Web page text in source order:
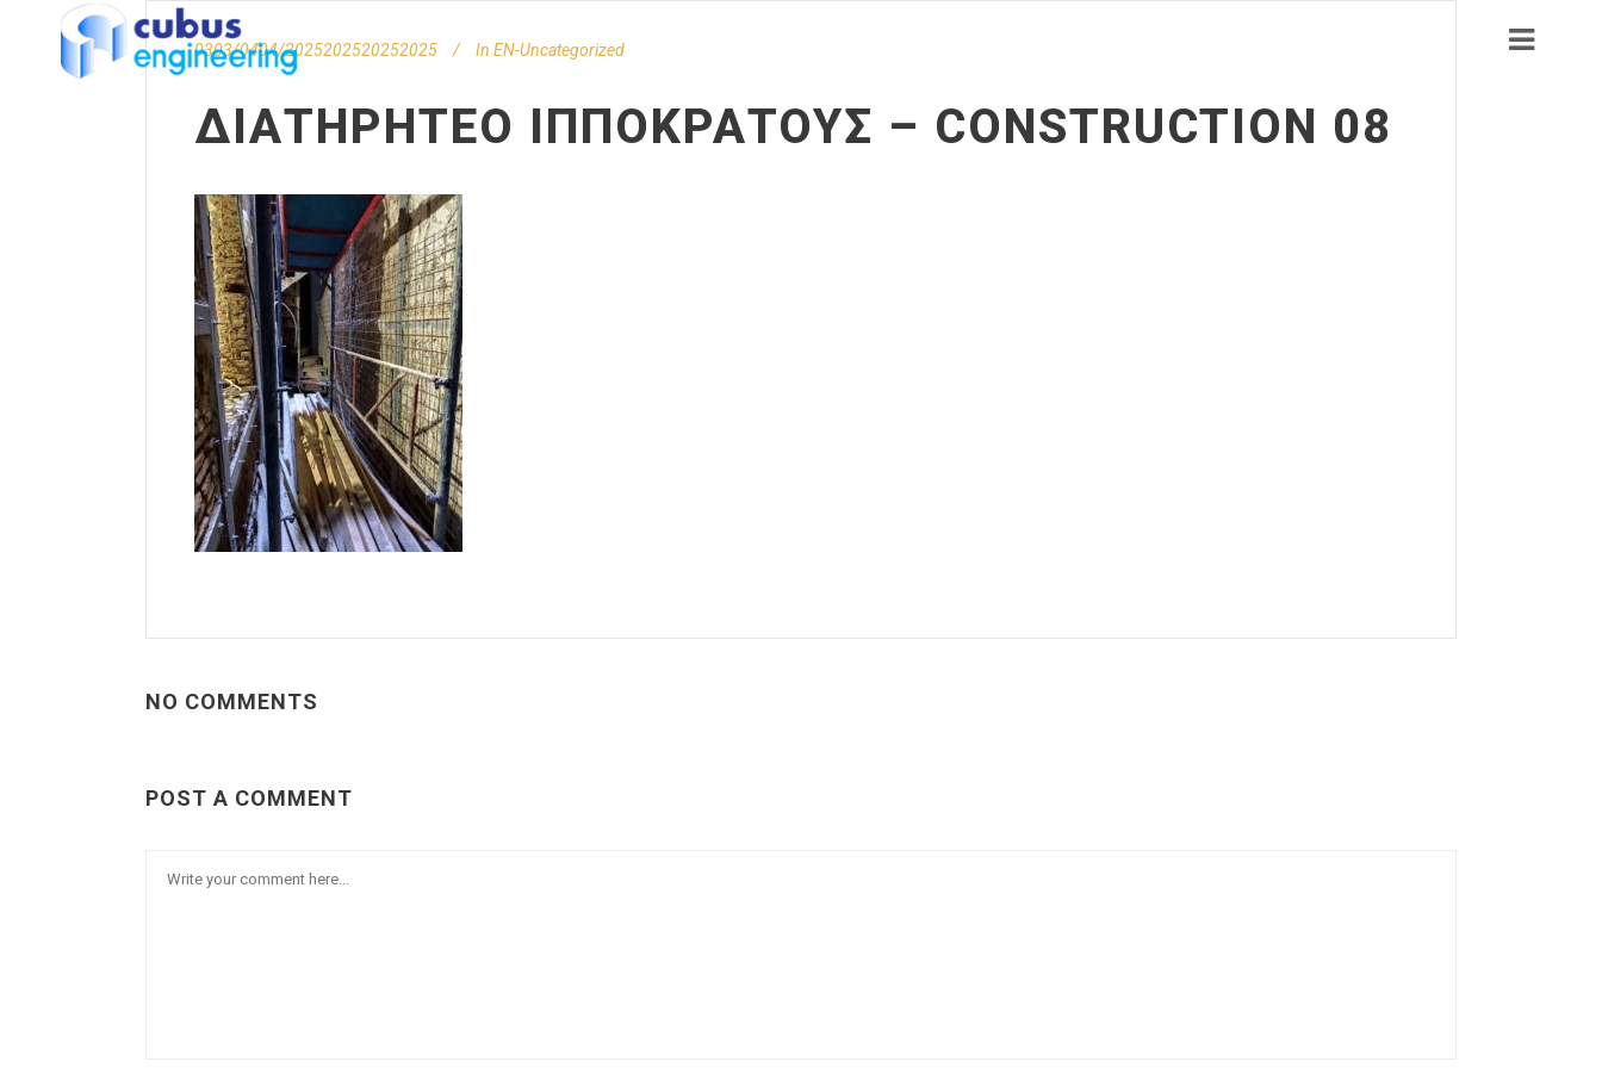
0303/0404/2025202520252025 In EN-Uncategorized
ΔΙΑΤΗΡΗΤΈΟ ΙΠΠΟΚΡΆΤΟΥΣ – CONSTRUCTION 08
NO COMMENTS
POST A COMMENT